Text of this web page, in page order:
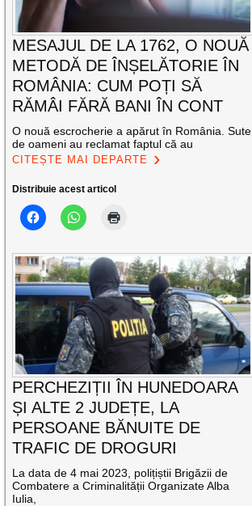
MESAJUL DE LA 1762, O NOUĂ
METODĂ DE ÎNȘELĂTORIE ÎN
ROMÂNIA: CUM POȚI SĂ
RĂMÂI FĂRĂ BANI ÎN CONT
O nouă escrocherie a apărut în România. Sute
de oameni au reclamat faptul că au
CITEȘTE MAI DEPARTE
Distribuie acest articol
PERCHEZIȚII ÎN HUNEDOARA
ȘI ALTE 2 JUDEȚE, LA
PERSOANE BĂNUITE DE
TRAFIC DE DROGURI
La data de 4 mai 2023, polițiștii Brigăzii de
Combatere a Criminalității Organizate Alba
Iulia,